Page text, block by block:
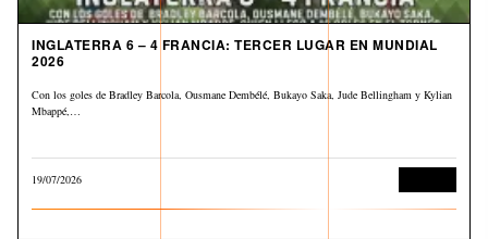
INGLATERRA 6 – 4 FRANCIA: TERCER LUGAR EN MUNDIAL
2026
Con los goles de Bradley Barcola, Ousmane Dembélé, Bukayo Saka, Jude Bellingham y Kylian
Mbappé,…
19/07/2026